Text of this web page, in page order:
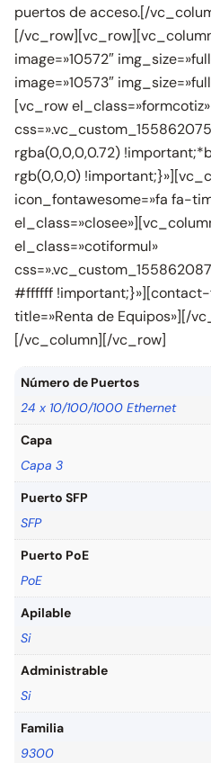
puertos de acceso.[/
[/
image=»10572″
image=»10573″
[vc_row el_class=»formcotiz»
rgba(0,0,0,0.72)
rgb(0,0,0)
icon_fontawesome=»fa fa-
el_class=»cotiformul»
#ffffff !important;}»][contact-
title=»Renta de Equipos»][/
[/vc_column][/vc_row]
Número de Puertos
24 x 10/100/1000 Ethernet
Capa
Capa 3
Puerto SFP
SFP
Puerto PoE
PoE
Apilable
Si
Administrable
Si
Familia
9300